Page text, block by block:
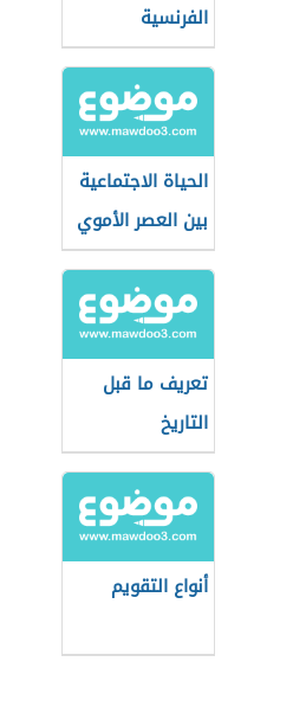
الفرنسية
الحياة الاجتماعية
بين العصر الأموي
والعباسي
تعريف ما قبل
التاريخ
أنواع التقويم